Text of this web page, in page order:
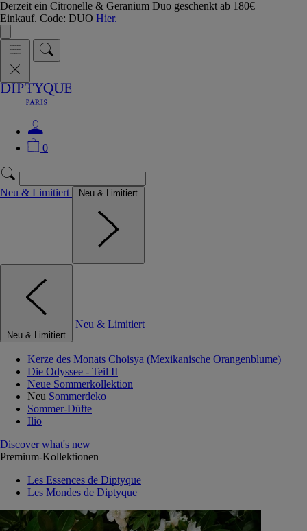
Derzeit ein Citronelle & Geranium Duo geschenkt ab 180€
Einkauf. Code: DUO Hier.
0
Neu & Limitiert Neu & Limitiert
Neu & Limitiert
Neu & Limitiert
Kerze des Monats Choisya (Mexikanische Orangenblume)
Die Odyssee - Teil II
Neue Sommerkollektion
Neu Sommerdeko
Sommer-Düfte
Ilio
Discover what's new
Premium-Kollektionen
Les Essences de Diptyque
Les Mondes de Diptyque